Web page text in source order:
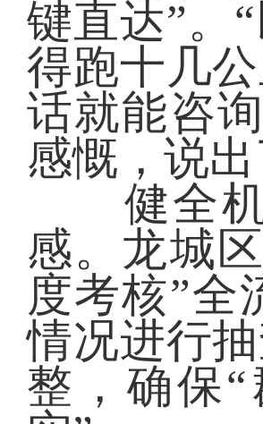
键直达”。
得跑十几
话就能咨
感慨，说
健全机
感。龙城
度考核”全
情况进行
整，确保